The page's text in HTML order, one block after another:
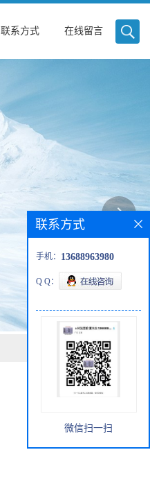
联系方式 在线留言
联系方式
手机： 13688963980
Q Q：
微信扫一扫